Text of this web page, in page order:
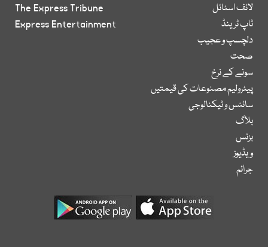
لائف اسٹائل
ٹاپ ٹرینڈ
دلچسپ و عجیب
صحت
سونے کے نرخ
پیٹرولیم مصنوعات کی قیمتیں
سائنس و ٹیکنالوجی
بلاگ
بزنس
ویڈیوز
جرائم
The Express Tribune
Express Entertainment